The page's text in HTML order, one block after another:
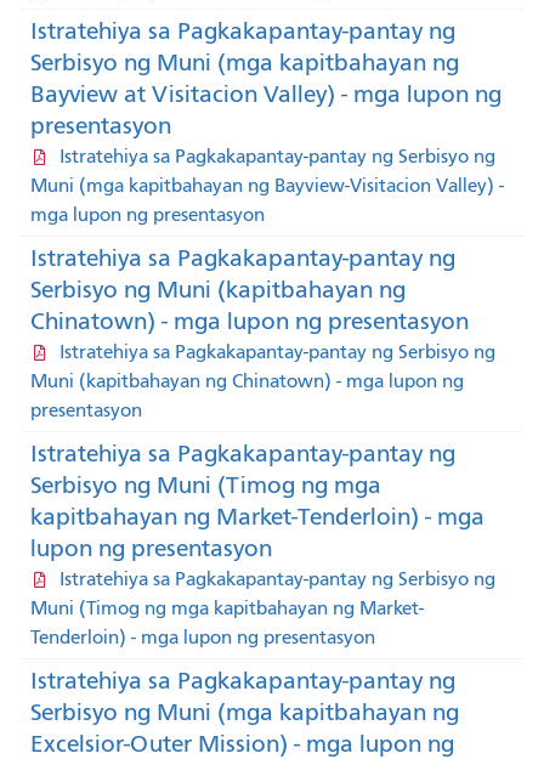
Istratehiya sa Pagkakapantay-pantay ng
Serbisyo ng Muni (mga kapitbahayan ng
Bayview at Visitacion Valley) - mga lupon ng
presentasyon
Istratehiya sa Pagkakapantay-pantay ng Serbisyo ng
Muni (mga kapitbahayan ng Bayview-Visitacion Valley) -
mga lupon ng presentasyon
Istratehiya sa Pagkakapantay-pantay ng
Serbisyo ng Muni (kapitbahayan ng
Chinatown) - mga lupon ng presentasyon
Istratehiya sa Pagkakapantay-pantay ng Serbisyo ng
Muni (kapitbahayan ng Chinatown) - mga lupon ng
presentasyon
Istratehiya sa Pagkakapantay-pantay ng
Serbisyo ng Muni (Timog ng mga
kapitbahayan ng Market-Tenderloin) - mga
lupon ng presentasyon
Istratehiya sa Pagkakapantay-pantay ng Serbisyo ng
Muni (Timog ng mga kapitbahayan ng Market-
Tenderloin) - mga lupon ng presentasyon
Istratehiya sa Pagkakapantay-pantay ng
Serbisyo ng Muni (mga kapitbahayan ng
Excelsior-Outer Mission) - mga lupon ng